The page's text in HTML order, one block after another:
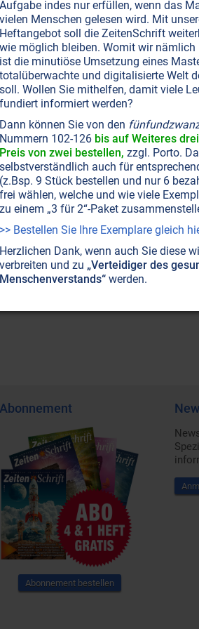
Seins in Berührung zu kommen.
NR. 50, S.28 GLOBALISIERUNG ZINSGELD • BANKEN
befreit
Südamerikas scheint gekommen
haben genug vom Gängelband
gemeinsam für das Wohl ihrer
genug am Gängelband der
Weiterlesen...
Abonnement
Abonnement bestellen
Aufgabe indes nur erfüllen, wenn das
vielen Menschen gelesen wird. Mit
Heftangebot soll die ZeitenSchrift
wie möglich bleiben. Womit wir
ist die minutiöse Umsetzung eines
totalüberwachte und digitalisierte Welt
soll. Wollen Sie mithelfen, damit viele
fundiert informiert werden?
Dann können Sie von den
Nummern 102-126 bis auf Weiteres
Preis von zwei bestellen, zzgl. Porto.
selbstverständlich auch für
(z.Bsp. 9 Stück bestellen und nur 6
frei wählen, welche und wie viele
zu einem „3 für 2“-Paket
>> Bestellen Sie Ihre Exemplare gleich
Herzlichen Dank, wenn auch Sie diese
verbreiten und zu „Verteidiger des
Menschenverstands“werden.